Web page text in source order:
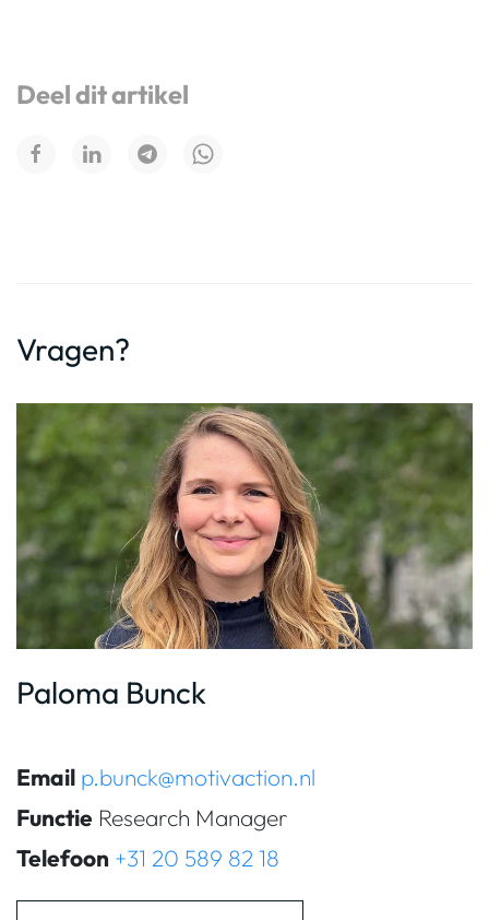
Deel dit artikel
Vragen?
Paloma Bunck
Email p.bunck@motivaction.nl
Functie Research Manager
Telefoon +31 20 589 82 18